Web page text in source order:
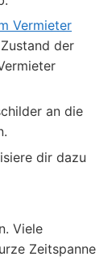
Vermieter
der
an die
dir dazu
Viele
Zeitspanne